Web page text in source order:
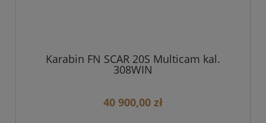
Karabin FN SCAR 20S Multicam kal.
308WIN
40 900,00 zł